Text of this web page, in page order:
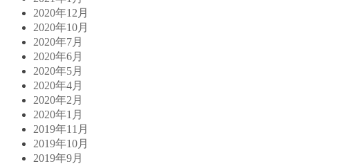
2020年12月
2020年10月
2020年7月
2020年6月
2020年5月
2020年4月
2020年2月
2020年1月
2019年11月
2019年10月
2019年9月